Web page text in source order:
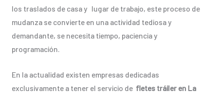
los traslados de casa y lugar de trabajo, este proceso de
mudanza se convierte en una actividad tediosa y
demandante, se necesita tiempo, paciencia y
programación.
En la actualidad existen empresas dedicadas
exclusivamente a tener el servicio de fletes tráiler en La